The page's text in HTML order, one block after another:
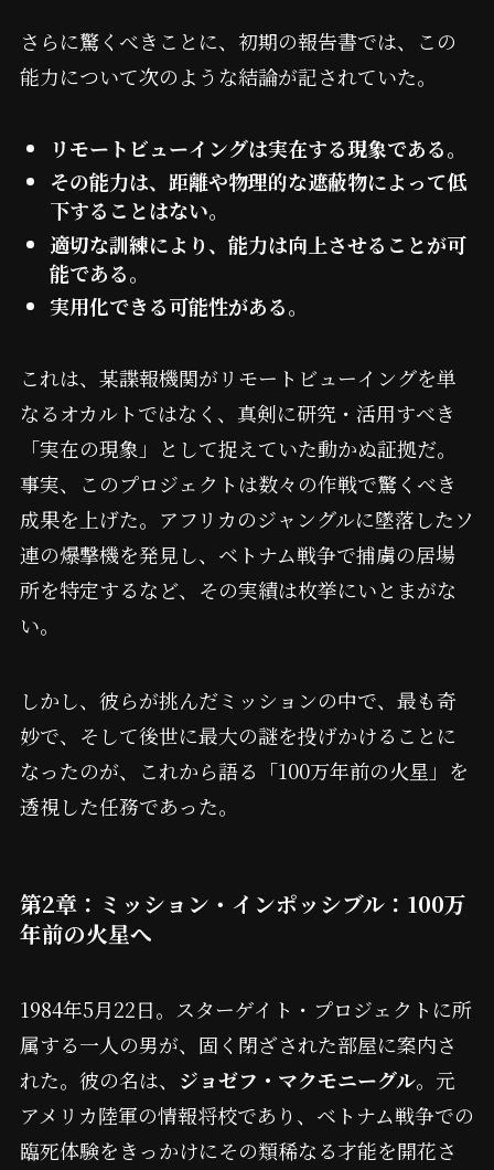
さらに驚くべきことに、初期の報告書では、この
能力について次のような結論が記されていた。
リモートビューイングは実在する現象である。
その能力は、距離や物理的な遮蔽物によって低
下することはない。
適切な訓練により、能力は向上させることが可
能である。
実用化できる可能性がある。
これは、某諜報機関がリモートビューイングを単
なるオカルトではなく、真剣に研究・活用すべき
「実在の現象」として捉えていた動かぬ証拠だ。
事実、このプロジェクトは数々の作戦で驚くべき
成果を上げた。アフリカのジャングルに墜落したソ
連の爆撃機を発見し、ベトナム戦争で捕虜の居場
所を特定するなど、その実績は枚挙にいとまがな
い。
しかし、彼らが挑んだミッションの中で、最も奇
妙で、そして後世に最大の謎を投げかけることに
なったのが、これから語る「100万年前の火星」を
透視した任務であった。
第2章：ミッション・インポッシブル：100万
年前の火星へ
1984年5月22日。スターゲイト・プロジェクトに所
属する一人の男が、固く閉ざされた部屋に案内さ
れた。彼の名は、 ジョゼフ・マクモニーグル。元
アメリカ陸軍の情報将校であり、ベトナム戦争での
臨死体験をきっかけにその類稀なる才能を開花さ